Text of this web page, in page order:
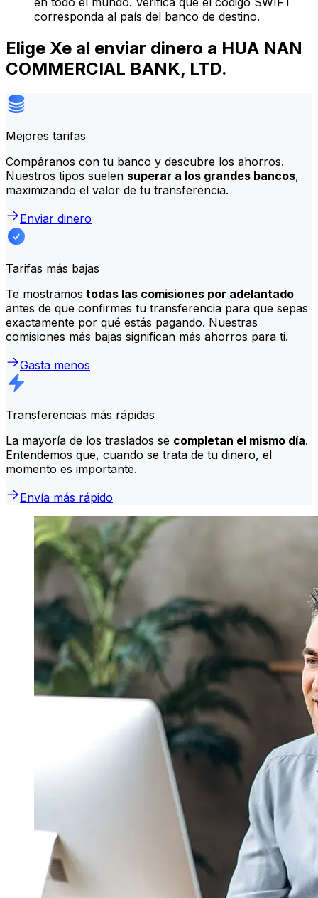
corresponda al país del banco de destino.
Elige Xe al enviar dinero a HUA NAN
COMMERCIAL BANK, LTD.
Mejores tarifas
Compáranos con tu banco y descubre los ahorros.
Nuestros tipos suelen superar a los grandes bancos,
maximizando el valor de tu transferencia.
Enviar dinero
Tarifas más bajas
Te mostramos todas las comisiones por adelantado
antes de que confirmes tu transferencia para que sepas
exactamente por qué estás pagando. Nuestras
comisiones más bajas significan más ahorros para ti.
Gasta menos
Transferencias más rápidas
La mayoría de los traslados se completan el mismo día.
Entendemos que, cuando se trata de tu dinero, el
momento es importante.
Envía más rápido